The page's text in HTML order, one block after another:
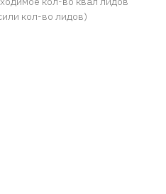
кол-во лидов)